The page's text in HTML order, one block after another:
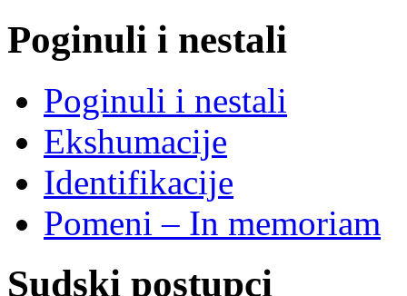
Poginuli i nestali
Poginuli i nestali
Ekshumacije
Identifikacije
Pomeni – In memoriam
Sudski postupci